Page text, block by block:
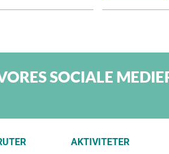
SOCIALE
AKTIVITETER